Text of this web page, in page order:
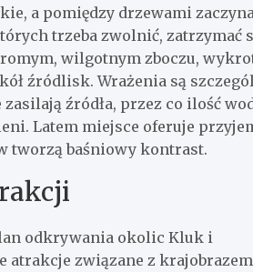
a pomiędzy drzewami
trzeba zwolnić, zatrzymać
wilgotnym zboczu,
źródlisk. Wrażenia są
źródła, przez co ilość
Latem miejsce oferuje
tworzą baśniowy kontrast.
odkrywania okolic Kluk i
atrakcje związane z krajobrazem